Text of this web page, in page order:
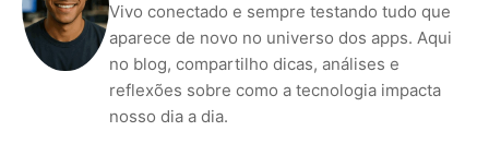
Vivo conectado e sempre testando tudo que
aparece de novo no universo dos apps. Aqui
no blog, compartilho dicas, análises e
reflexões sobre como a tecnologia impacta
nosso dia a dia.